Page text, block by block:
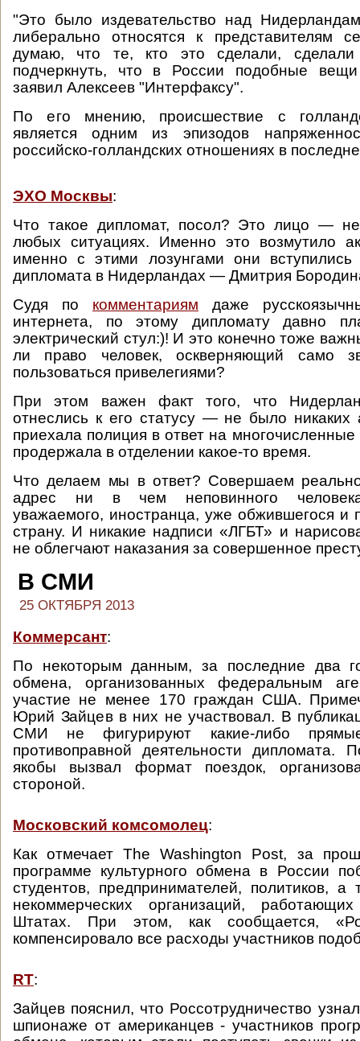
"Это было издевательство над
либерально относятся к представителям
думаю, что те, кто это сделали,
подчеркнуть, что в России подобные
заявил Алексеев "Интерфаксу".
По его мнению, происшествие с
является одним из эпизодов
российско-голландских отношениях в
ЭХО Москвы:
Что такое дипломат, посол? Это лицо —
любых ситуациях. Именно это возмутило
именно с этими лозунгами они
дипломата в Нидерландах — Дмитрия
Судя по комментариям даже
интернета, по этому дипломату давно
электрический стул:)! И это конечно тоже
ли право человек, оскверняющий само
пользоваться привелегиями?
При этом важен факт того, что
отнеслись к его статусу — не было никаких
приехала полиция в ответ на
продержала в отделении какое-то время.
Что делаем мы в ответ? Совершаем
адрес ни в чем неповинного человека,
уважаемого, иностранца, уже обжившегося и
страну. И никакие надписи «ЛГБТ» и
не облегчают наказания за совершенное
В СМИ
25 ОКТЯБРЯ 2013
Коммерсант:
По некоторым данным, за последние два
обмена, организованных федеральным
участие не менее 170 граждан США.
Юрий Зайцев в них не участвовал. В
СМИ не фигурируют какие-либо прямые
противоправной деятельности дипломата.
якобы вызвал формат поездок,
стороной.
Московский комсомолец:
Как отмечает The Washington Post, за
программе культурного обмена в России
студентов, предпринимателей, политиков, а
некоммерческих организаций,
Штатах. При этом, как сообщается,
компенсировало все расходы участников
RT:
Зайцев пояснил, что Россотрудничество
шпионаже от американцев - участников